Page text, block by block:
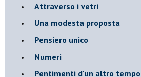
Attraverso i vetri
Una modesta proposta
Pensiero unico
Numeri
Pentimenti d'un altro tempo